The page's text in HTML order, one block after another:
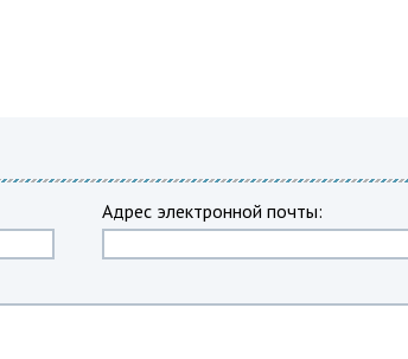
Адрес электронной почты: